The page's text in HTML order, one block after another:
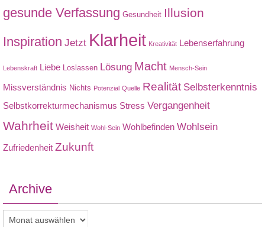
gesunde Verfassung Gesundheit Illusion
Inspiration Jetzt Klarheit Kreativität Lebenserfahrung
Lebenskraft Liebe Loslassen Lösung Macht Mensch-Sein
Missverständnis Nichts Potenzial Quelle Realität Selbsterkenntnis
Selbstkorrekturmechanismus Stress Vergangenheit
Wahrheit Weisheit Wohl-Sein Wohlbefinden Wohlsein
Zufriedenheit Zukunft
Archive
Archive